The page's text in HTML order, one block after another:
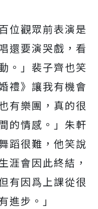
位觀眾前表演是
還要演哭戲，看
。」裴子齊也笑
禮》讓我有機會
有樂團，真的很
的情感。」 朱軒
蹈很難，他笑說
涯會因此終結，
有因爲上課從很
進步。」